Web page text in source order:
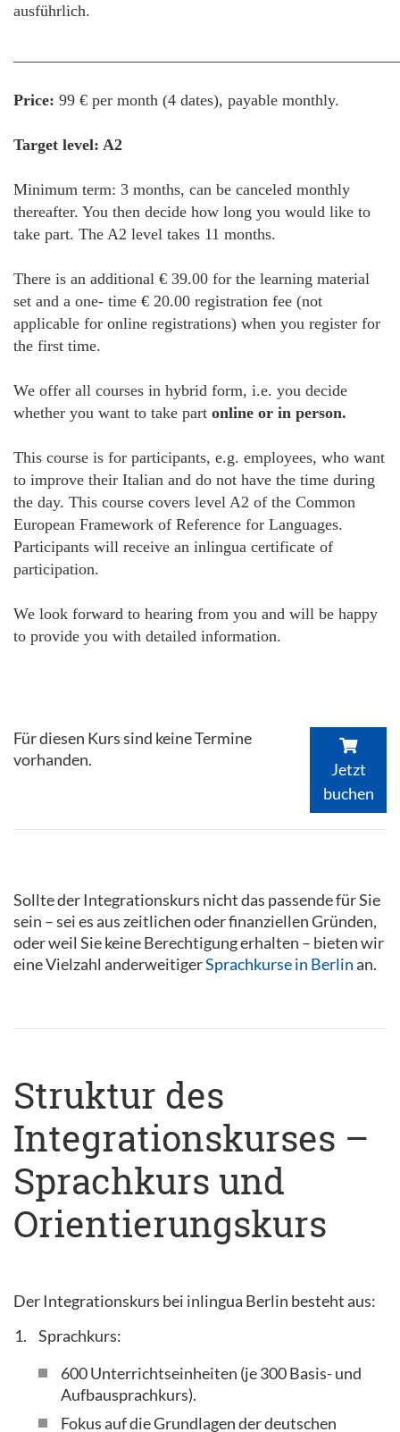
ausführlich.
Price: 99 € per month (4 dates), payable monthly.
Target level: A2
Minimum term: 3 months, can be canceled monthly
thereafter. You then decide how long you would like to
take part. The A2 level takes 11 months.
There is an additional € 39.00 for the learning material
set and a one- time € 20.00 registration fee (not
applicable for online registrations) when you register for
the first time.
We offer all courses in hybrid form, i.e. you decide
whether you want to take part online or in person.
This course is for participants, e.g. employees, who want
to improve their Italian and do not have the time during
the day. This course covers level A2 of the Common
European Framework of Reference for Languages.
Participants will receive an inlingua certificate of
participation.
We look forward to hearing from you and will be happy
to provide you with detailed information.
Für diesen Kurs sind keine Termine
vorhanden.
Jetzt
buchen
Sollte der Integrationskurs nicht das passende für Sie
sein – sei es aus zeitlichen oder finanziellen Gründen,
oder weil Sie keine Berechtigung erhalten – bieten wir
eine Vielzahl anderweitigerSprachkurse in Berlinan.
Struktur des
Integrationskurses –
Sprachkurs und
Orientierungskurs
Der Integrationskurs bei inlingua Berlin besteht aus:
Sprachkurs:
600 Unterrichtseinheiten (je 300 Basis- und
Aufbausprachkurs).
Fokus auf die Grundlagen der deutschen